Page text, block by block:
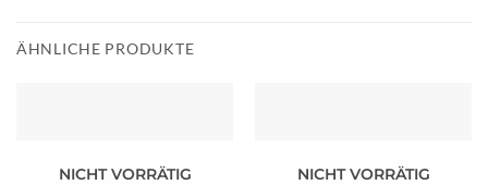
ÄHNLICHE PRODUKTE
NICHT VORRÄTIG NICHT VORRÄTIG